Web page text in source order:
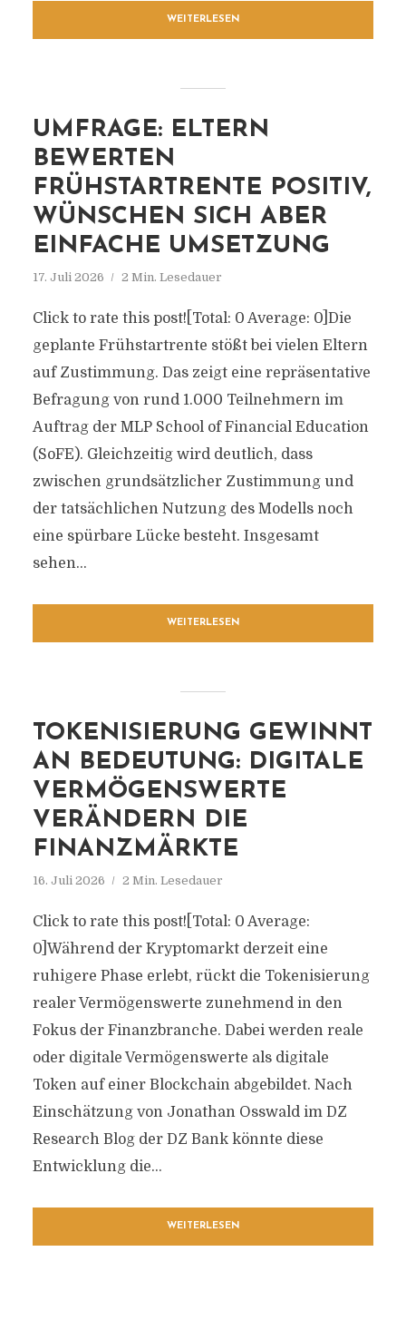
WEITERLESEN
UMFRAGE: ELTERN
BEWERTEN
FRÜHSTARTRENTE POSITIV,
WÜNSCHEN SICH ABER
EINFACHE UMSETZUNG
17. Juli 2026 2 Min. Lesedauer
Click to rate this post![Total: 0 Average: 0]Die
geplante Frühstartrente stößt bei vielen Eltern
auf Zustimmung. Das zeigt eine repräsentative
Befragung von rund 1.000 Teilnehmern im
Auftrag der MLP School of Financial Education
(SoFE). Gleichzeitig wird deutlich, dass
zwischen grundsätzlicher Zustimmung und
der tatsächlichen Nutzung des Modells noch
eine spürbare Lücke besteht. Insgesamt
sehen...
WEITERLESEN
TOKENISIERUNG GEWINNT
AN BEDEUTUNG: DIGITALE
VERMÖGENSWERTE
VERÄNDERN DIE
FINANZMÄRKTE
16. Juli 2026 2 Min. Lesedauer
Click to rate this post![Total: 0 Average:
0]Während der Kryptomarkt derzeit eine
ruhigere Phase erlebt, rückt die Tokenisierung
realer Vermögenswerte zunehmend in den
Fokus der Finanzbranche. Dabei werden reale
oder digitale Vermögenswerte als digitale
Token auf einer Blockchain abgebildet. Nach
Einschätzung von Jonathan Osswald im DZ
Research Blog der DZ Bank könnte diese
Entwicklung die...
WEITERLESEN